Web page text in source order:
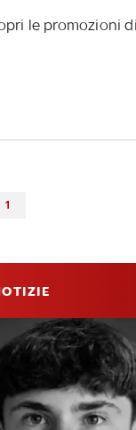
le promozioni
1